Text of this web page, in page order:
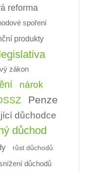
reforma
spoření
produkty
legislativa
zákon
nárok
Penze
důchodce
důchod
růst důchodů
důchodů